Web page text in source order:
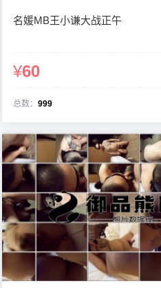
名媛MB王小谦大战正午
¥60
总数： 999